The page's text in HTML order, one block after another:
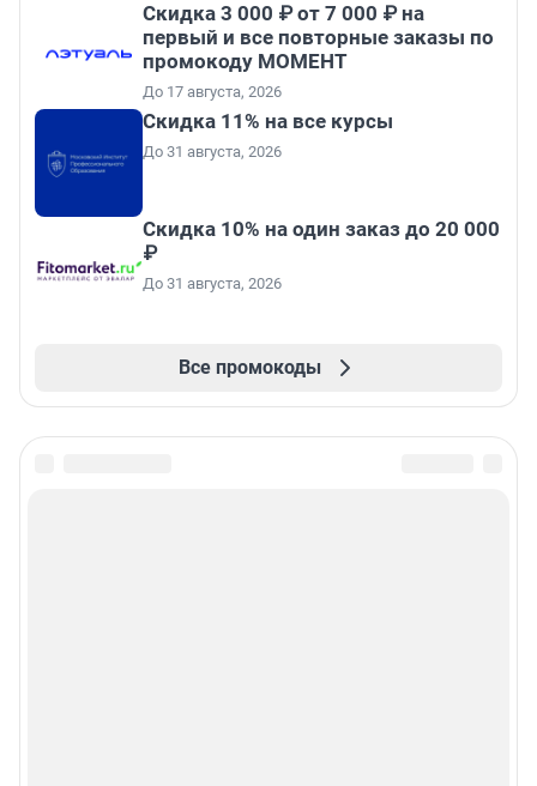
Скидка 3 000 ₽ от 7 000 ₽ на
первый и все повторные заказы по
промокоду МОМЕНТ
До 17 августа, 2026
Скидка 11% на все курсы
До 31 августа, 2026
Скидка 10% на один заказ до 20 000
₽
До 31 августа, 2026
Все промокоды